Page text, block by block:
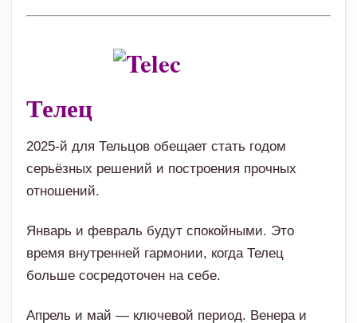
Телец
2025-й для Тельцов обещает стать годом
серьёзных решений и построения прочных
отношений.
Январь и февраль будут спокойными. Это
время внутренней гармонии, когда Телец
больше сосредоточен на себе.
Апрель и май — ключевой период. Венера и